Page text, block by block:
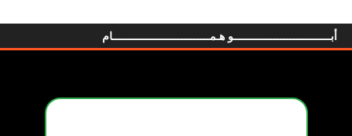
أبـــــــــــــــــــــــــــــــو هـمـــــــــــــــــــــــــــــــام